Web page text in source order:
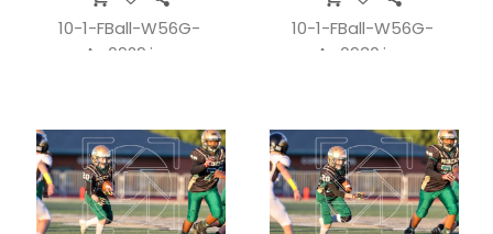
10-1-FBall-W56G-
A_0929.jpg
10-1-FBall-W56G-
A_0930.jpg